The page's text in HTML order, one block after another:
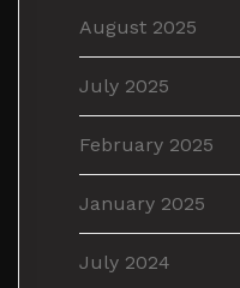
August 2025
July 2025
February 2025
January 2025
July 2024